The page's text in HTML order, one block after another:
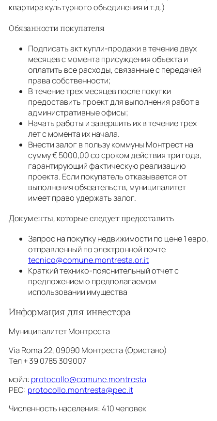
квартира культурного объединения и т.д.)
Обязанности покупателя
Подписать акт купли-продажи в течение двух
месяцев с момента присуждения объекта и
оплатить все расходы, связанные с передачей
права собственности;
В течение трех месяцев после покупки
предоставить проект для выполнения работ в
административные офисы;
Начать работы и завершить их в течение трех
лет с момента их начала.
Внести залог в пользу коммуны Монтрест на
сумму € 5000,00 со сроком действия три года,
гарантирующий фактическую реализацию
проекта. Если покупатель отказывается от
выполнения обязательств, муниципалитет
имеет право удержать залог.
Документы, которые следует предоставить
Запрос на покупку недвижимости по цене 1 евро,
отправленный по электронной почте
tecnico@comune.montresta.or.it
Краткий технико-пояснительный отчет с
предложением о предполагаемом
использовании имущества
Информация для инвестора
Муниципалитет Монтреста
Via Roma 22, 09090 Монтреста (Ористано)
Тел + 39 0785 309007
мэйл: protocollo@comune.montresta
PEC: protocollo.montresta@pec.it
Численность населения: 410 человек